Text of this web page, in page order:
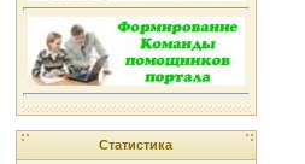
Статистика